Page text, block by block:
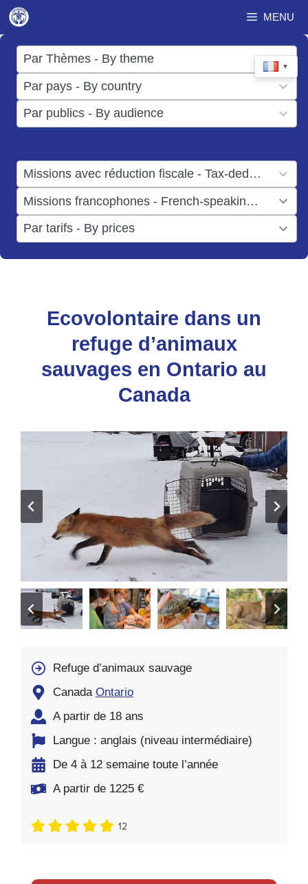
Aller
au
contenu
MENU
▼
Par Thèmes - By theme
17
results
available
Par pays - By country
50
results
available
Par publics - By audience
results
Missions avec réduction fiscale - Tax-deductible missions
result
available
Missions francophones - French-speaking missions
result
available
Par tarifs - By prices
results
available
Ecovolontaire dans un
refuge d’animaux
sauvages en Ontario au
Canada
Refuge d’animaux sauvage
Canada Ontario
A partir de 18 ans
Langue : anglais (niveau intermédiaire)
De 4 à 12 semaine toute l’année
A partir de 1225 €
12